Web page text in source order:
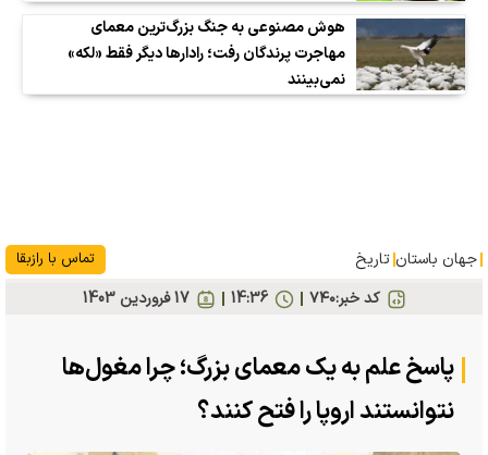
هوش مصنوعی به جنگ بزرگ‌ترین معمای
مهاجرت پرندگان رفت؛ رادارها دیگر فقط «لکه»
نمی‌بینند
جهان باستان تاریخ تماس با رازبقا
کد خبر:۷۴۰ 17 فروردين 1403 14:36
پاسخ علم به یک معمای بزرگ؛ چرا مغول‌ها
نتوانستند اروپا را فتح کنند؟